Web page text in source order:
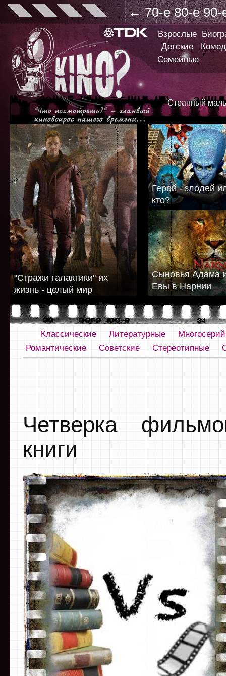
← 70-е 80-е 90-
Взрослые
Детские
Семейные
Странный
"Стражи галактики" их
жизнь - целый мир
Герой - злодей
кто?
Сыновья Адама
Евы в Нарнии
Классические Литературные
Романтические
Советские Стереотипные
Четверка
книги